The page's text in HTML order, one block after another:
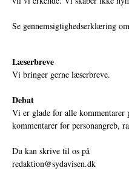
Se gennemsigtighedserklæring
Læserbreve
Vi bringer gerne læserbreve.
Debat
Vi er glade for alle
kommentarer for personangreb,
Du kan skrive til os på
redaktion@sydavisen.dk